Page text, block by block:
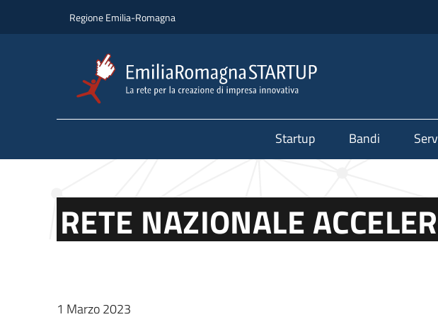
Regione Emilia-Romagna
Startup Bandi
RETE NAZIONALE
1 Marzo 2023